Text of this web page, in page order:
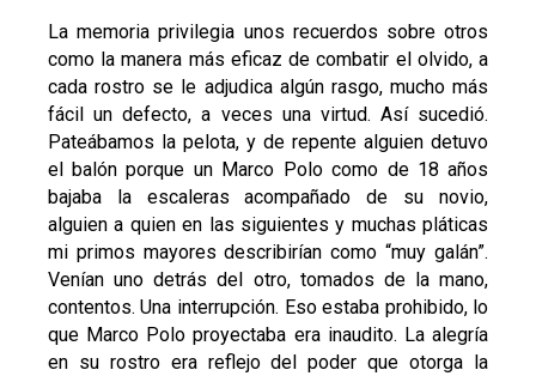
La memoria privilegia unos recuerdos sobre otros
como la manera más eficaz de combatir el olvido, a
cada rostro se le adjudica algún rasgo, mucho más
fácil un defecto, a veces una virtud. Así sucedió.
Pateábamos la pelota, y de repente alguien detuvo
el balón porque un Marco Polo como de 18 años
bajaba la escaleras acompañado de su novio,
alguien a quien en las siguientes y muchas pláticas
mi primos mayores describirían como “muy galán”.
Venían uno detrás del otro, tomados de la mano,
contentos. Una interrupción. Eso estaba prohibido, lo
que Marco Polo proyectaba era inaudito. La alegría
en su rostro era reflejo del poder que otorga la